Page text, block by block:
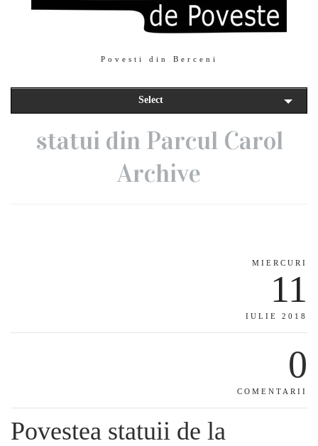
Povesti din Berceni
Select
statui din Parcul Carol
Archive
MIERCURI
11
IULIE 2018
0
COMENTARII
Povestea statuii de la